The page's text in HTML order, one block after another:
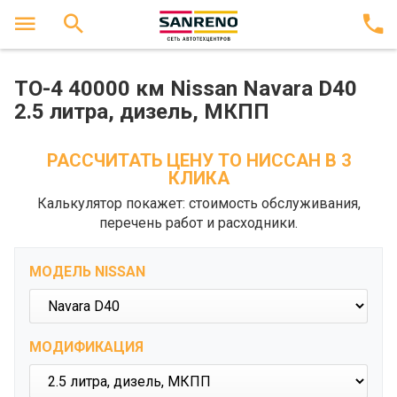
ТО-4 40000 км Nissan Navara D40
2.5 литра, дизель, МКПП
РАССЧИТАТЬ ЦЕНУ ТО НИССАН В 3
КЛИКА
Калькулятор покажет: стоимость обслуживания,
перечень работ и расходники.
МОДЕЛЬ NISSAN
МОДИФИКАЦИЯ